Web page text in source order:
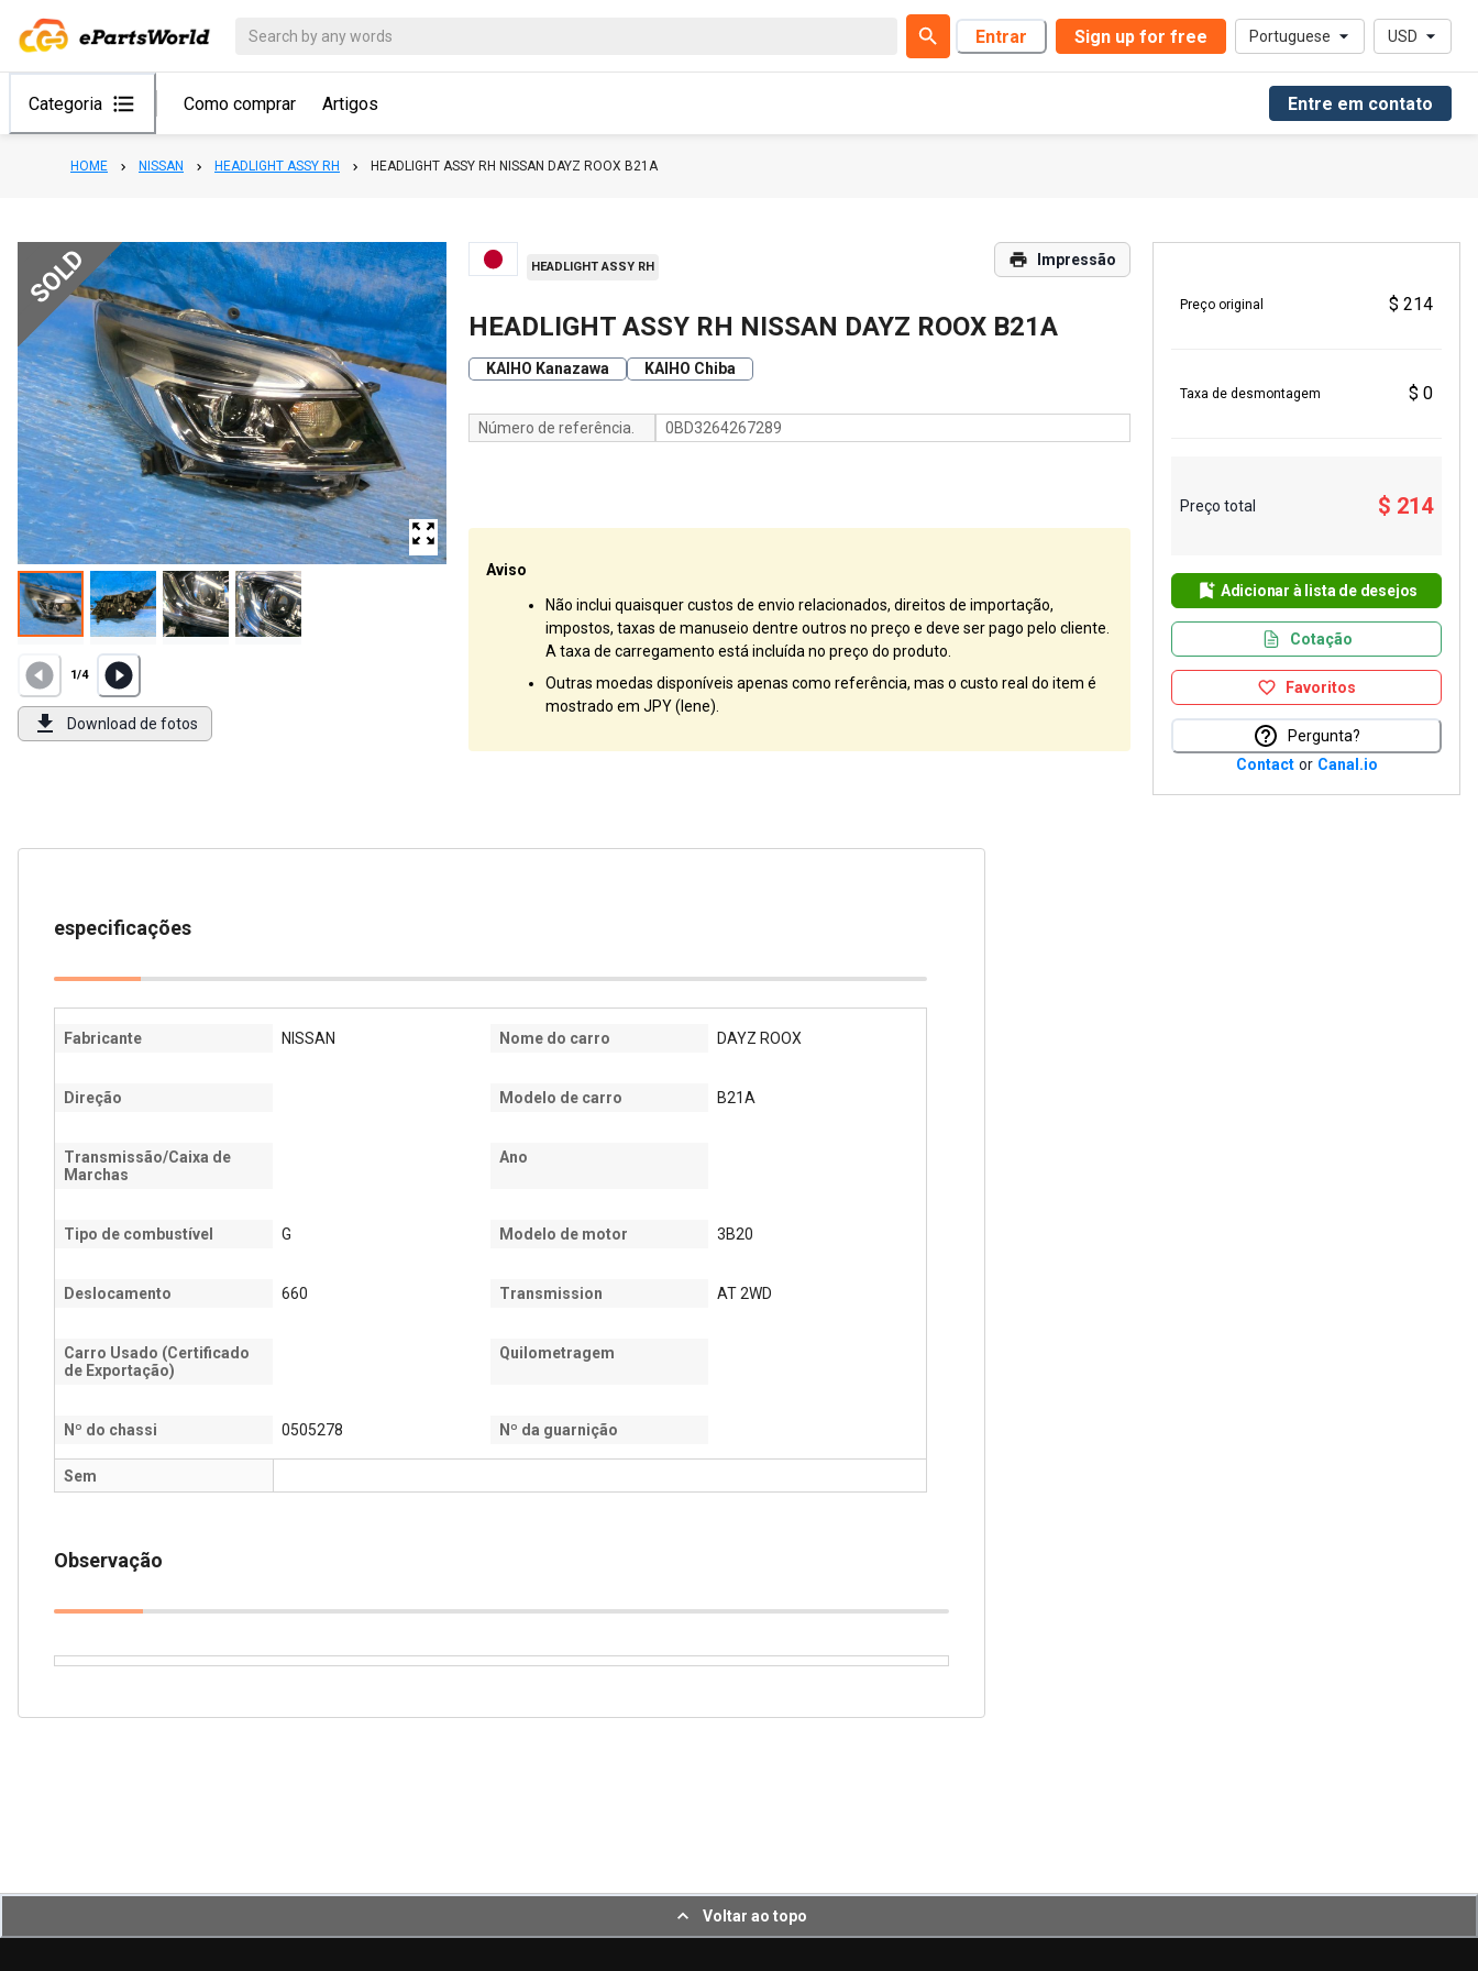
Entrar Sign up for free Portuguese USD
Categoria Como comprar Artigos Entre em contato
HOME NISSAN HEADLIGHT ASSY RH HEADLIGHT ASSY RH NISSAN DAYZ ROOX B21A
SOLD
1/4
Download de fotos
HEADLIGHT ASSY RH Impressão
HEADLIGHT ASSY RH NISSAN DAYZ ROOX B21A
KAIHO Kanazawa KAIHO Chiba
Número de referência. 0BD3264267289
Aviso
Não inclui quaisquer custos de envio relacionados, direitos de importação,
impostos, taxas de manuseio dentre outros no preço e deve ser pago pelo cliente.
A taxa de carregamento está incluída no preço do produto.
Outras moedas disponíveis apenas como referência, mas o custo real do item é
mostrado em JPY (Iene).
Preço original $ 214
Taxa de desmontagem $ 0
Preço total $ 214
Adicionar à lista de desejos
Cotação
Favoritos
Pergunta?
Contact or Canal.io
especificações
Fabricante NISSAN Nome do carro DAYZ ROOX
Direção Modelo de carro B21A
Transmissão/Caixa de
Marchas
Ano
Tipo de combustível G Modelo de motor 3B20
Deslocamento 660 Transmission AT 2WD
Carro Usado (Certificado
de Exportação)
Quilometragem
Nº do chassi 0505278 Nº da guarnição
Sem
Observação
Voltar ao topo